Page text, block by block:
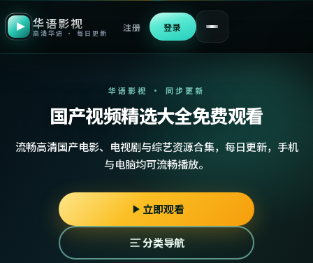
华语影视
高清华语 · 每日更新
注册 登录
华语影视 · 同步更新
国产视频精选大全免费观看
流畅高清国产电影、电视剧与综艺资源合集，每日更新，手机
与电脑均可流畅播放。
立即观看
分类导航